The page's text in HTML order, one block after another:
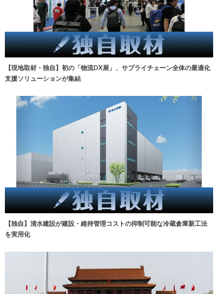
【現地取材・独自】初の「物流DX展」、サプライチェーン全体の最適化
支援ソリューションが集結
【独自】清水建設が建設・維持管理コストの抑制可能な冷蔵倉庫新工法
を実用化